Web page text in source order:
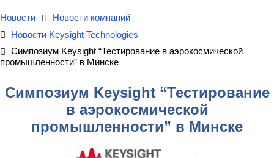
Новости
Новости компаний
Новости Keysight Technologies
Симпозиум Keysight “Тестирование в аэрокосмической
промышленности” в Минске
Симпозиум Keysight “Тестирование
в аэрокосмической
промышленности” в Минске